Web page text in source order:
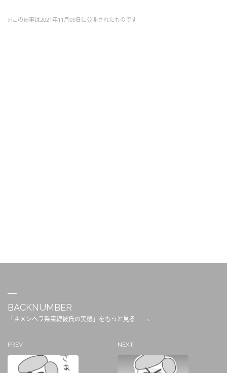
※この記事は2021年11月09日に公開されたものです
BACKNUMBER
「＃メンヘラ系束縛彼氏の実態」をもっと見る
PREV NEXT